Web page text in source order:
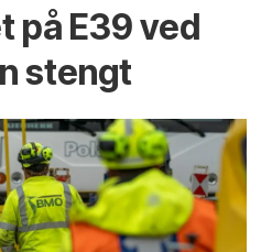
på E39 ved
stengt